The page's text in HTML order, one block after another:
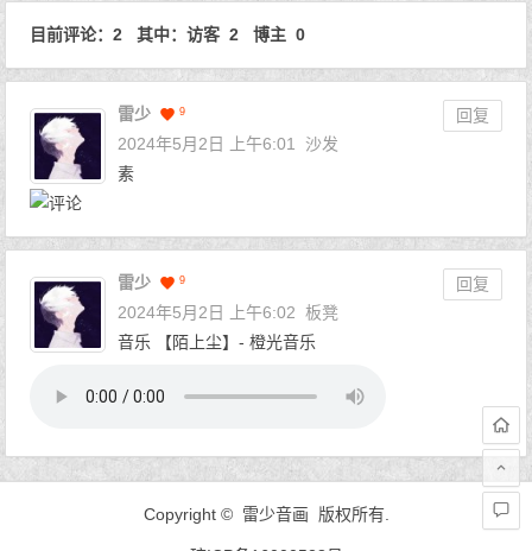
目前评论：2 其中：访客 2 博主 0
雷少 9
回复
2024年5月2日 上午6:01
沙发
素
雷少 9
回复
2024年5月2日 上午6:02 板凳
音乐 【陌上尘】- 橙光音乐
Copyright © 雷少音画 版权所有.